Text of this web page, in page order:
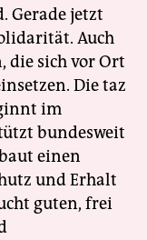
Gerade jetzt
Auch
die sich vor Ort
Die taz
im
bundesweit
einen
und Erhalt
guten, frei